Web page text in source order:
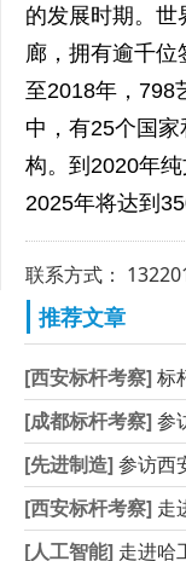
的发展时期。世
廊，拥有逾千位
至2018年，798
中，有25个国
构。到2020年
2025年将达到
联系方式：
推荐文章
[西安标杆考察]标
[成都标杆考察]参
[先进制造]参访西
[西安标杆考察] 走
[人工智能] 走进哈